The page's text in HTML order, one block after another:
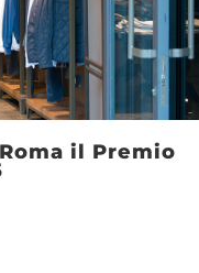
il Premio